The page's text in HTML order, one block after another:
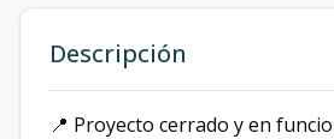
Descripción
📍 Proyecto cerrado y en